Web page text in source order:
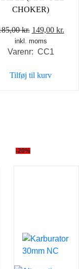
CHOKER)
kr. Den
oprindelige
pris
185,00 kr..
149,00 kr.
inkl. moms
Varenr: CC1
Tilføj til kurv
-20%